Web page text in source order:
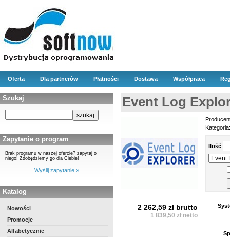
Oferta Dla partnerów Płatności Dostawa Współpraca
Szukaj
Zapytanie o program
Brak programu w naszej ofercie? zapytaj o
niego! Zdobędziemy go dla Ciebie!
Wyślij zapytanie »
Katalog
Nowości
Promocje
Alfabetycznie
Event Log
Ilość
2 262,59 zł brutto
1 839,50 zł netto